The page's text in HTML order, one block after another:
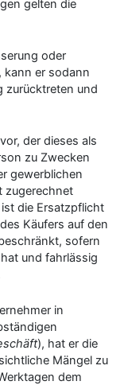
gelten die
oder
kann er sodann
zurücktreten und
der dieses als
zu Zwecken
gewerblichen
zugerechnet
die Ersatzpflicht
Käufers auf den
sofern
und fahrlässig
in
), hat er die
Mängel zu
dem